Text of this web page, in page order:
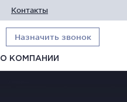
Контакты
Назначить звонок
О КОМПАНИИ